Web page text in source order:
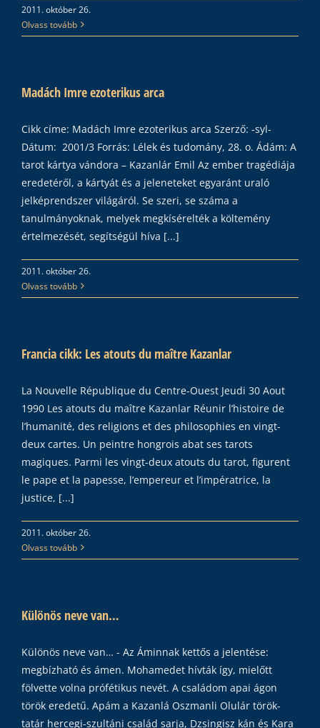
2011. október 26.
Olvass tovább
Madách Imre ezoterikus arca
Cikk címe: Madách Imre ezoterikus arca Szerző: -syl-
Dátum: 2001/3 Forrás: Lélek és tudomány, 28. o. Ádám: A
tarot kártya vándora – Kazanlár Emil Az ember tragédiája
eredetéről, a kártyát és a jeleneteket egyaránt uraló
jelképrendszer világáról. Se szeri, se száma a
tanulmányoknak, melyek megkísérelték a költemény
értelmezését, segítségül híva [...]
2011. október 26.
Olvass tovább
Francia cikk: Les atouts du maître Kazanlar
La Nouvelle République du Centre-Ouest Jeudi 30 Aout
1990 Les atouts du maître Kazanlar Réunir l’histoire de
l’humanité, des religions et des philosophies en vingt-
deux cartes. Un peintre hongrois abat ses tarots
magiques. Parmi les vingt-deux atouts du tarot, figurent
le pape et la papesse, l’empereur et l’impératrice, la
justice, [...]
2011. október 26.
Olvass tovább
Különös neve van…
Különös neve van… - Az Áminnak kettős a jelentése:
megbízható és ámen. Mohamedet hívták így, mielőtt
fölvette volna prófétikus nevét. A családom apai ágon
török eredetű. Apám a Kazanlá Oszmanli Olulár török-
tatár hercegi-szultáni család sarja, Dzsingisz kán és Kara